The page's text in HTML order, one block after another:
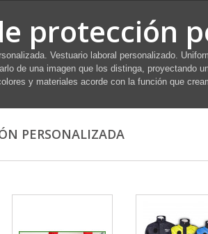
protección
Vestuario laboral personalizado.
de una imagen que los distinga, proyectando
y materiales acorde con la función que
PERSONALIZADA